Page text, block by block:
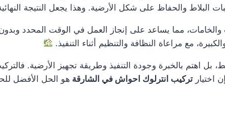
والحفاظ على شكل الأرضية. وهذا يجعل النتيجة النهائية
والخامات، مما يساعد على إنجاز العمل في الوقت المحدد
مع مراعاة النظافة والتنظيم أثناء التنفيذ.
بل اهتم بالخبرة وجودة التنفيذ وطريقة تجهيز الأرضية.
اختيار تركيب انترلوك احواش في الشارقة هو الحل الأفضل